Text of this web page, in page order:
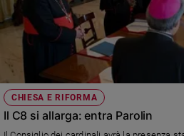
Sport
Papa
Papa
CHIESA E RIFORMA
Il C8 si allarga: entra Parolin